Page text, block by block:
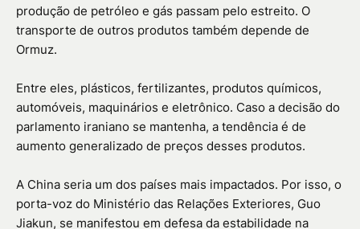
produção de petróleo e gás passam pelo estreito. O
transporte de outros produtos também depende de
Ormuz.
Entre eles, plásticos, fertilizantes, produtos químicos,
automóveis, maquinários e eletrônico. Caso a decisão do
parlamento iraniano se mantenha, a tendência é de
aumento generalizado de preços desses produtos.
A China seria um dos países mais impactados. Por isso, o
porta-voz do Ministério das Relações Exteriores, Guo
Jiakun, se manifestou em defesa da estabilidade na